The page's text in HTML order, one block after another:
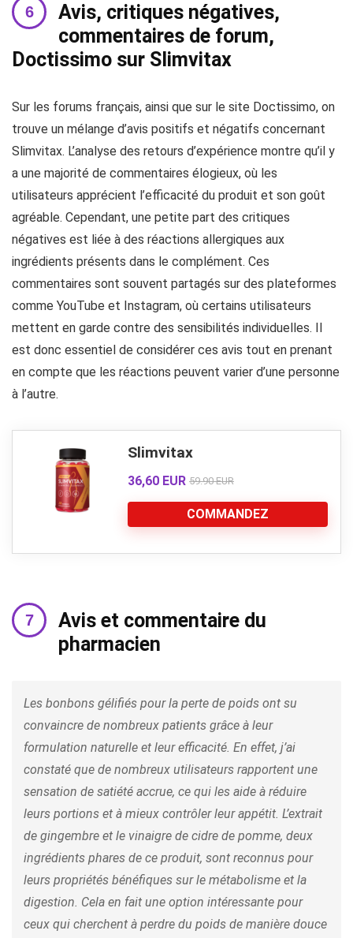
Avis, critiques négatives,
commentaires de forum,
Doctissimo sur Slimvitax
Sur les forums français, ainsi que sur le site Doctissimo, on
trouve un mélange d’avis positifs et négatifs concernant
Slimvitax. L’analyse des retours d’expérience montre qu’il y
a une majorité de commentaires élogieux, où les
utilisateurs apprécient l’efficacité du produit et son goût
agréable. Cependant, une petite part des critiques
négatives est liée à des réactions allergiques aux
ingrédients présents dans le complément. Ces
commentaires sont souvent partagés sur des plateformes
comme YouTube et Instagram, où certains utilisateurs
mettent en garde contre des sensibilités individuelles. Il
est donc essentiel de considérer ces avis tout en prenant
en compte que les réactions peuvent varier d’une personne
à l’autre.
Slimvitax
36,60 EUR 59.90 EUR
COMMANDEZ
Avis et commentaire du
pharmacien
Les bonbons gélifiés pour la perte de poids ont su
convaincre de nombreux patients grâce à leur
formulation naturelle et leur efficacité. En effet, j’ai
constaté que de nombreux utilisateurs rapportent une
sensation de satiété accrue, ce qui les aide à réduire
leurs portions et à mieux contrôler leur appétit. L’extrait
de gingembre et le vinaigre de cidre de pomme, deux
ingrédients phares de ce produit, sont reconnus pour
leurs propriétés bénéfiques sur le métabolisme et la
digestion. Cela en fait une option intéressante pour
ceux qui cherchent à perdre du poids de manière douce